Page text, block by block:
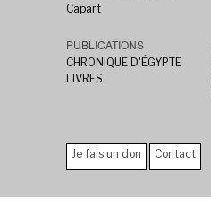
Capart
PUBLICATIONS
CHRONIQUE D'ÉGYPTE
LIVRES
Je fais un don Contact